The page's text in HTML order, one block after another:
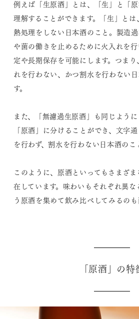
例えば「生原酒」とは、「生」と「
理解することができます。「生」と
熱処理をしない日本酒のこと。製造
や菌の働きを止めるために火入れを
定や長期保存を可能にします。つま
れを行わない、かつ割水を行わない
す。
また、「無濾過生原酒」も同じように
「原酒」に分けることができ、文字
を行わず、割水を行わない日本酒のこ
このように、原酒といってもさまざ
在しています。味わいもそれぞれ異
う原酒を集めて飲み比べしてみるのも
「原酒」の特